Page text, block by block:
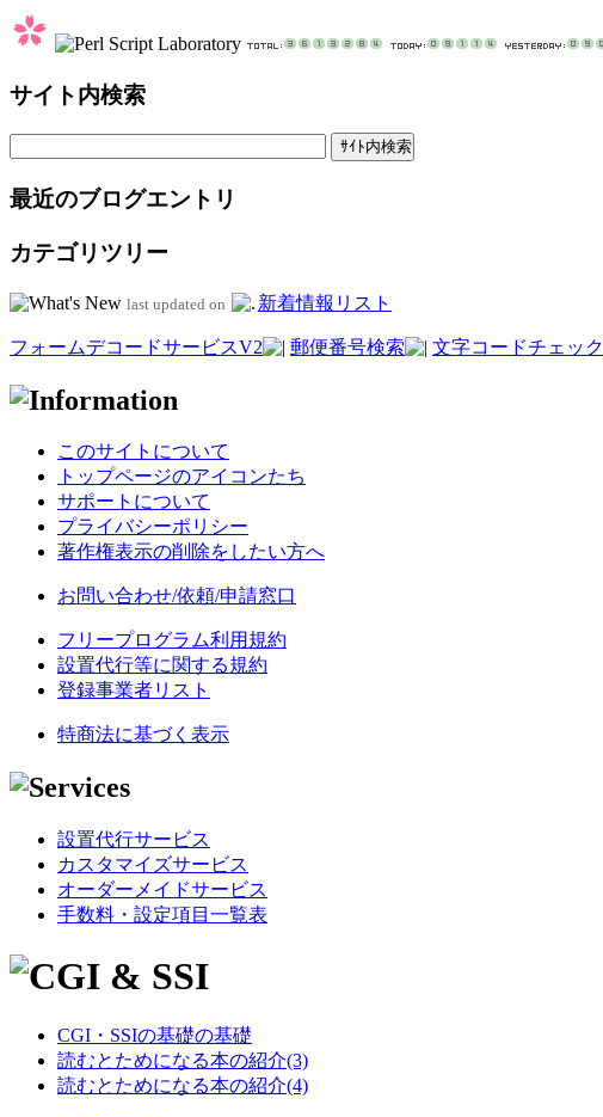
サイト内検索
最近のブログエントリ
カテゴリツリー
last updated on 新着情報リスト
フォームデコードサービスV2 郵便番号検索 文字コードチェック
このサイトについて
トップページのアイコンたち
サポートについて
プライバシーポリシー
著作権表示の削除をしたい方へ
お問い合わせ/依頼/申請窓口
フリープログラム利用規約
設置代行等に関する規約
登録事業者リスト
特商法に基づく表示
設置代行サービス
カスタマイズサービス
オーダーメイドサービス
手数料・設定項目一覧表
CGI・SSIの基礎の基礎
読むとためになる本の紹介(3)
読むとためになる本の紹介(4)